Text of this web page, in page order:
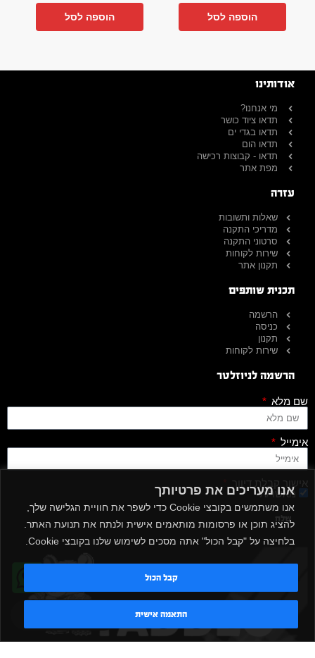
אנו מעריכים את פרטיותך
אנו משתמשים בקובצי Cookie כדי לשפר את חוויית הגלישה שלך,
להציג תוכן או פרסומות מותאמים אישית ולנתח את תנועת האתר.
בלחיצה על "קבל הכול" אתה מסכים לשימוש שלנו בקובצי Cookie.
התאמה אישית
קבל הכול
הוספה לסל הוספה לסל
אודותינו
מי אנחנו?
תדאו ציוד כושר
תדאו בגדי ים
תדאו הום
תדאו - קבוצות רכישה
מפת אתר
עזרה
שאלות ותשובות
מדריכי התקנה
סרטוני התקנה
שירות לקוחות
תקנון אתר
תכנית שותפים
הרשמה
כניסה
תקנון
שירות לקוחות
הרשמה לניוזלטר
שם מלא
אימייל
אישור קבלת דיוור
מאשר/ת
שלח